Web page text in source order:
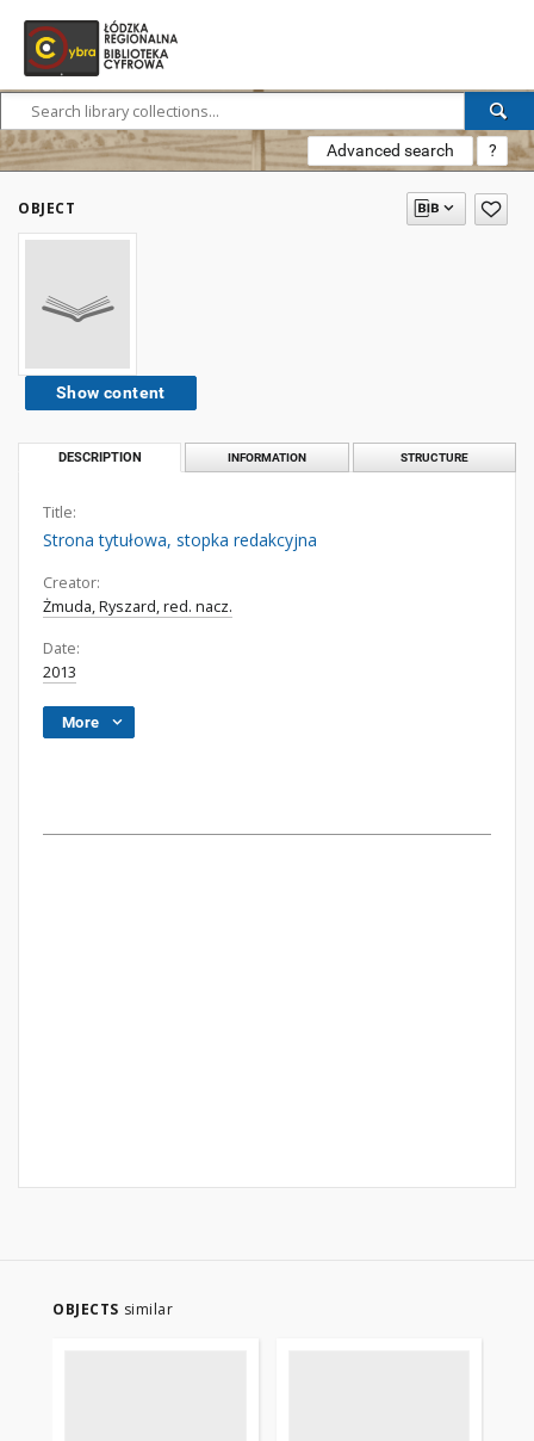
Advanced search ?
OBJECT
Show content
DESCRIPTION INFORMATION STRUCTURE
Title:
Strona tytułowa, stopka redakcyjna
Creator:
Żmuda, Ryszard, red. nacz.
Date:
2013
More
OBJECTS similar